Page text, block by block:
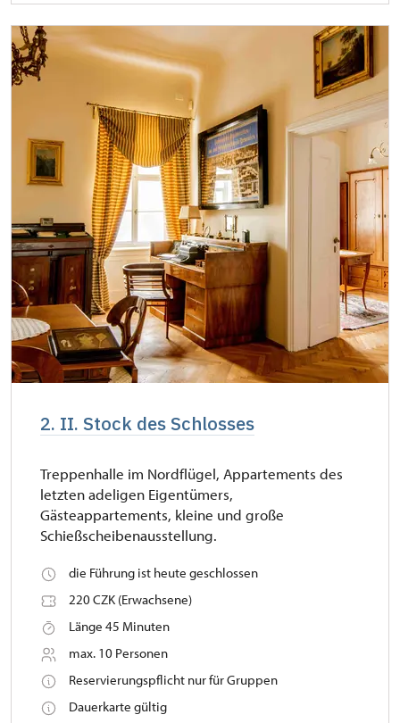
2. II. Stock des Schlosses
Treppenhalle im Nordflügel, Appartements des
letzten adeligen Eigentümers,
Gästeappartements, kleine und große
Schießscheibenausstellung.
die Führung ist heute geschlossen
220 CZK (Erwachsene)
Länge 45 Minuten
max. 10 Personen
Reservierungspflicht nur für Gruppen
Dauerkarte gültig